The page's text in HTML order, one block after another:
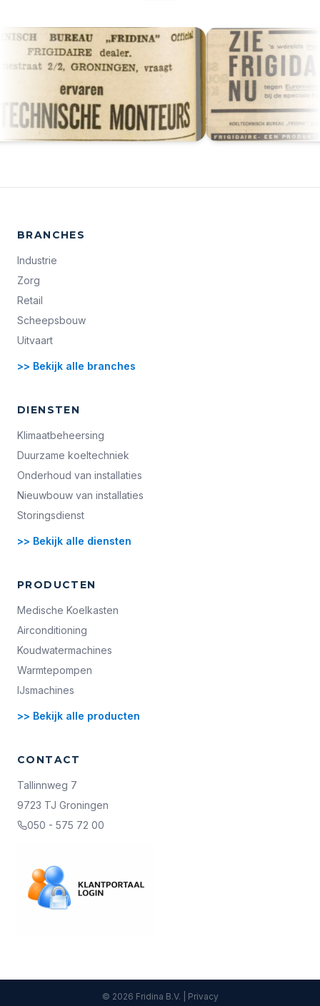
BRANCHES
Industrie
Zorg
Retail
Scheepsbouw
Uitvaart
>> Bekijk alle branches
DIENSTEN
Klimaatbeheersing
Duurzame koeltechniek
Onderhoud van installaties
Nieuwbouw van installaties
Storingsdienst
>> Bekijk alle diensten
PRODUCTEN
Medische Koelkasten
Airconditioning
Koudwatermachines
Warmtepompen
IJsmachines
>> Bekijk alle producten
CONTACT
Tallinnweg 7
9723 TJ Groningen
050 - 575 72 00
© 2026 Fridina B.V. | Privacy